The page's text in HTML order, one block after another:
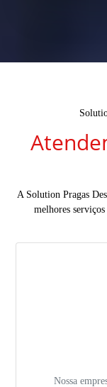
A Solution Pragas
melhores serviços
Nossa